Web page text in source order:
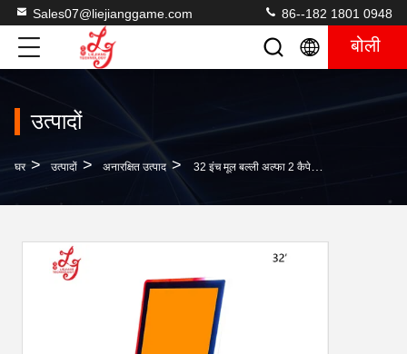
Sales07@liejianggame.com 86--182 1801 0948
बोली
उत्पादों
घर > उत्पादों > अनारक्षित उत्पाद > 32 इंच मूल बल्ली अल्फा 2 कैपेसिटिव पीसीएपी 3एम आरएस232 गेमिंग टच स्क्रीन मॉनिटर